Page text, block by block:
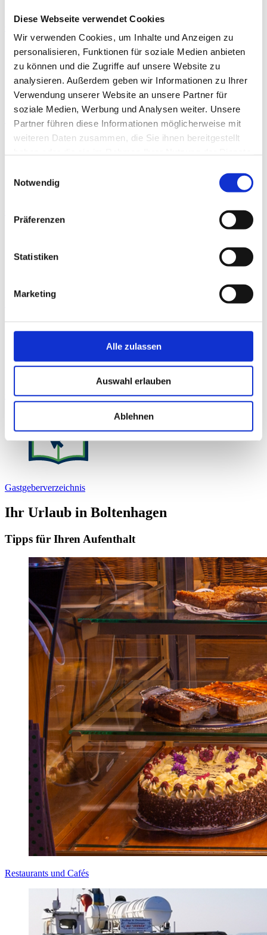
Diese Webseite verwendet Cookies
Wir verwenden Cookies, um Inhalte und Anzeigen zu
personalisieren, Funktionen für soziale Medien anbieten
zu können und die Zugriffe auf unsere Website zu
analysieren. Außerdem geben wir Informationen zu Ihrer
Verwendung unserer Website an unsere Partner für
soziale Medien, Werbung und Analysen weiter. Unsere
Partner führen diese Informationen möglicherweise mit
weiteren Daten zusammen, die Sie ihnen bereitgestellt
Notwendig
Präferenzen
Statistiken
Marketing
Alle zulassen
Auswahl erlauben
Ablehnen
Highlights
zur Webcam
Gastgeberverzeichnis
Ihr Urlaub in Boltenhagen
Tipps für Ihren Aufenthalt
Restaurants und Cafés